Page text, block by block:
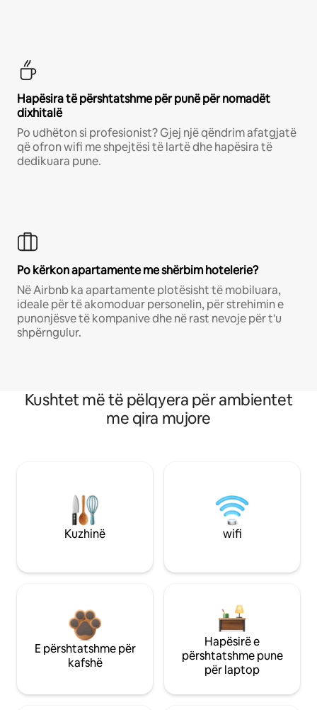
Hapësira të përshtatshme për punë për nomadët
dixhitalë
Po udhëton si profesionist? Gjej një qëndrim afatgjatë
që ofron wifi me shpejtësi të lartë dhe hapësira të
dedikuara pune.
Po kërkon apartamente me shërbim hotelerie?
Në Airbnb ka apartamente plotësisht të mobiluara,
ideale për të akomoduar personelin, për strehimin e
punonjësve të kompanive dhe në rast nevoje për t'u
shpërngulur.
Kushtet më të pëlqyera për ambientet
me qira mujore
Kuzhinë wifi
E përshtatshme për
kafshë
Hapësirë e
përshtatshme pune
për laptop